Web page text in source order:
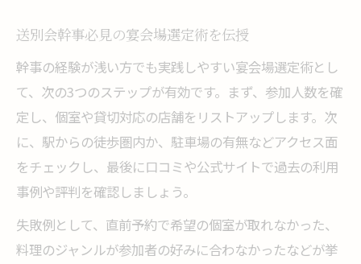
送別会幹事必見の宴会場選定術を伝授
幹事の経験が浅い方でも実践しやすい宴会場選定術とし
て、次の3つのステップが有効です。まず、参加人数を確
定し、個室や貸切対応の店舗をリストアップします。次
に、駅からの徒歩圏内か、駐車場の有無などアクセス面
をチェックし、最後に口コミや公式サイトで過去の利用
事例や評判を確認しましょう。
失敗例として、直前予約で希望の個室が取れなかった、
料理のジャンルが参加者の好みに合わなかったなどが挙